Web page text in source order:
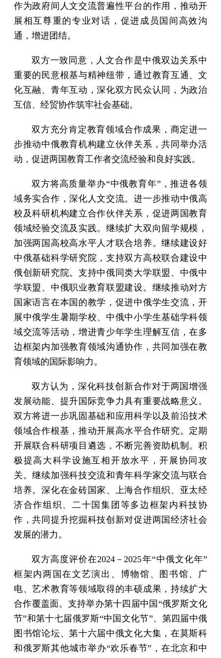
作为政府间人文交流普遍性平台的作用，推动开
展相互尊重的专业对话，促进成员国间高效沟
通，增进团结。
双方一致同意，人文合作是中俄双边关系中
重要的民意根基与精神纽带，通过教育互通、文
化互融、青年互动，深化双方民众认同，为政治
互信、经贸协作筑牢社会基础。
双方充分肯定教育领域合作成果，商定进一
步推动中俄教育机构建立伙伴关系，共同举办活
动，促进两国教育工作者交流经验和良好实践。
双方将高质量举办“中俄教育年”，推进各领
域务实合作，深化人文交流。进一步推动中俄高
校及科研机构建立合作伙伴关系，促进两国教育
领域经验交流及实践。继续扩大双向留学规模，
加强两国高校高水平人才联合培养。继续建设好
中俄基础科学研究院，支持双方高校联合建设中
俄创新研究院。支持中俄同类大学联盟、中俄中
学联盟、中俄职业教育联盟建设。继续推动对方
国家语言在本国的教学，促进中俄学生交流，开
展中俄学生暑期学校、中俄中小学生基础学科领
域交流等活动，增进青少年学生理解互信，在多
边框架内加强教育领域沟通协作，共同加强在教
育领域的国际影响力。
双方认为，深化科技创新合作对于两国增强
发展动能、提升国际竞争力具有重要战略意义。
双方将进一步巩固基础和应用科学以及前沿技术
领域合作根基，推动开展高水平合作研究。定期
开展联合科研项目遴选，不断完善资助机制。积
极提高大科学设施互相开放水平，开展协同攻
关。继续加强科技交流和青年科学家交流与联合
培养。深化在金砖国家、上海合作组织、亚太经
济合作组织、二十国集团等多边框架内科技协
作，共同提升挖掘科技创新对促进两国经济社会
发展的潜力。
双方高度评价在2024－2025年“中俄文化年”
框架内两国在文艺演出、博物馆、图书馆、广
电、艺术教育等领域取得的丰硕成果，持续扩大
合作覆盖面。支持举办第十四届中国“俄罗斯文化
节”和第十七届俄罗斯“中国文化节”、第四届中俄
图书馆论坛、第十六届中俄文化大集，在莫斯科
和俄罗斯其他城市举办“欢乐春节”，在北京和中